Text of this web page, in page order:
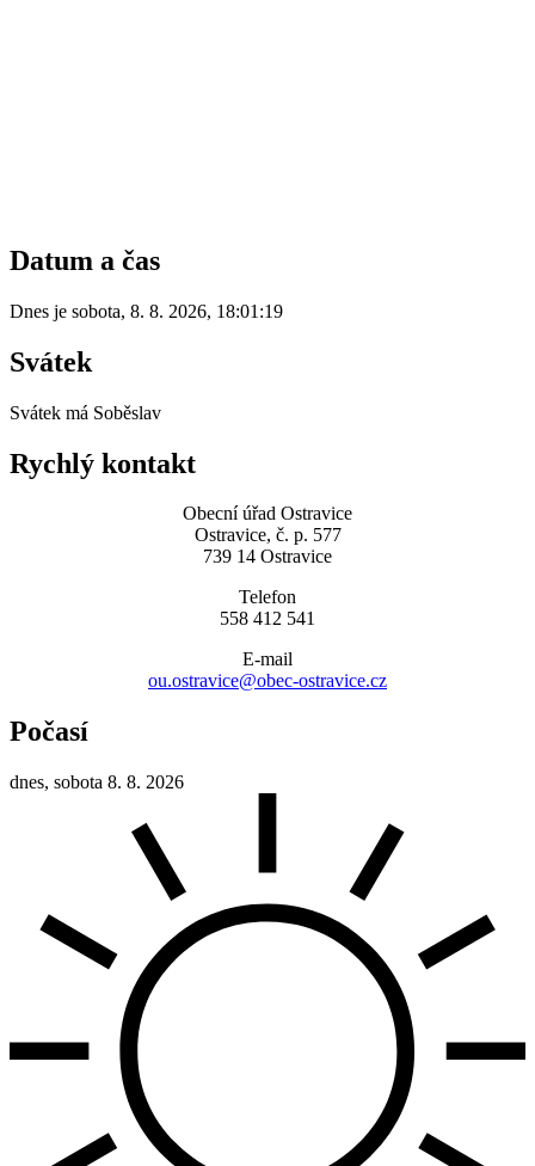
Datum a čas
Dnes je sobota, 8. 8. 2026, 18:01:19
Svátek
Svátek má Soběslav
Rychlý kontakt
Obecní úřad Ostravice
Ostravice, č. p. 577
739 14 Ostravice
Telefon
558 412 541
E-mail
ou.ostravice@obec-ostravice.cz
Počasí
dnes, sobota 8. 8. 2026